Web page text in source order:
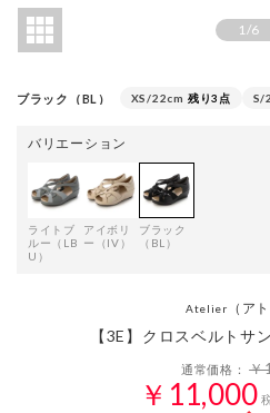
1/6
ブラック（BL） XS/22cm 残り3点 S/
バリエーション
ライトブ
ルー（LB
U）
アイボリ
ー（IV）
ブラック
（BL）
Atelier （ア
【3E】クロスベルトサ
通常価格：￥
￥11,000